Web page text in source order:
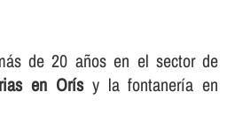
de 20 años en el sector de
en Orísy la fontanerí­a en